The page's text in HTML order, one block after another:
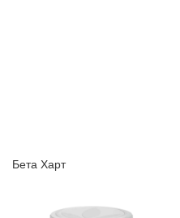
Бета Харт